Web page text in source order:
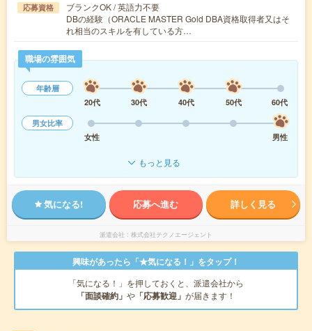
応募資格
ブランクOK / 英語力不要
DBの経験（ORACLE MASTER Gold DBA資格取得者又はそ
れ相当のスキルを有している方…
職場の雰囲気
年齢層
20代
30代 40代 50代
60代
男女比率
女性
男性
もっと見る
気になる! 応募へ進む 詳しく見る
派遣会社 株式会社テクノエージェント
興味があったら「★気になる！」をタップ！
「気になる！」を押しておくと、派遣会社から
「面談確約」 や 「応募歓迎」 が届きます！